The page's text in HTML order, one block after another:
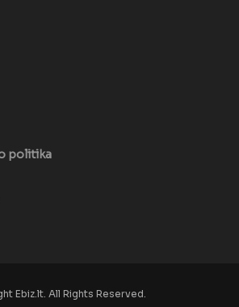
politika
Ebiz.lt. All Rights Reserved.